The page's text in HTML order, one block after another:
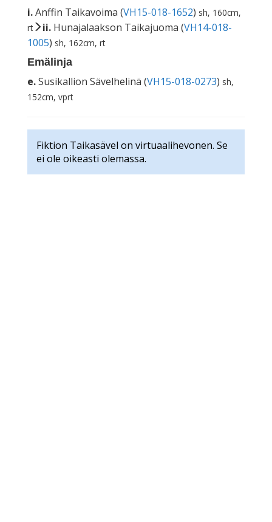
i.Anffin Taikavoima (VH15-018-1652) sh, 160cm,
rt
ii. Hunajalaakson Taikajuoma (VH14-018-
1005) sh, 162cm, rt
Emälinja
e.Susikallion Sävelhelinä (VH15-018-0273) sh,
152cm, vprt
Fiktion Taikasävel on virtuaalihevonen. Se
ei ole oikeasti olemassa.